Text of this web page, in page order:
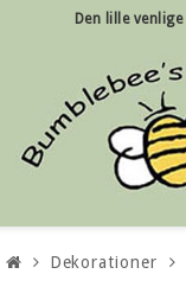
Den lille venlige
Dekorationer